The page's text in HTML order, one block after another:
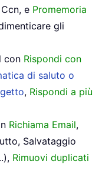
e Promemoria
gli
con Rispondi con
di saluto o
, Rispondi a più
Richiama Email,
Salvataggio
Rimuovi duplicati